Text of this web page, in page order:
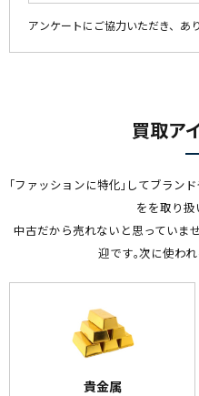
アンケートにご協力いただき、あ
買取ア
｢ファッションに特化｣してブラン
をを取り扱
中古だから売れないと思っていま
迎です｡次に使わ
貴金属